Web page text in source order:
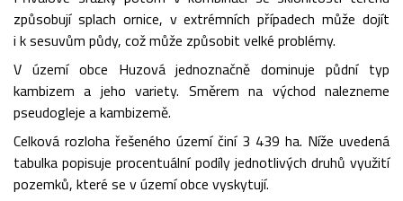
způsobují splach ornice, v extrémních případech může dojít
i k sesuvům půdy, což může způsobit velké problémy.
V území obce Huzová jednoznačně dominuje půdní typ
kambizem a jeho variety. Směrem na východ nalezneme
pseudogleje a kambizemě.
Celková rozloha řešeného území činí 3 439 ha. Níže uvedená
tabulka popisuje procentuální podíly jednotlivých druhů využití
pozemků, které se v území obce vyskytují.